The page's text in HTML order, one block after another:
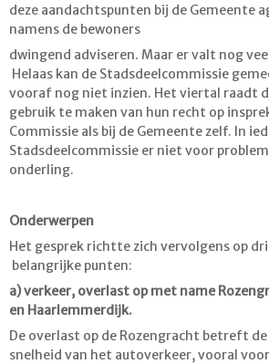
deze aandachtspunten bij de Gemeente
namens de bewoners
dwingend adviseren. Maar er valt nog
Helaas kan de Stadsdeelcommissie
vooraf nog niet inzien. Het viertal raadt
gebruik te maken van hun recht op
Commissie als bij de Gemeente zelf. In
Stadsdeelcommissie er niet voor
onderling.
Onderwerpen
Het gesprek richtte zich vervolgens op
belangrijke punten:
a) verkeer, overlast op met name
en Haarlemmerdijk.
De overlast op de Rozengracht betreft
snelheid van het autoverkeer, vooral